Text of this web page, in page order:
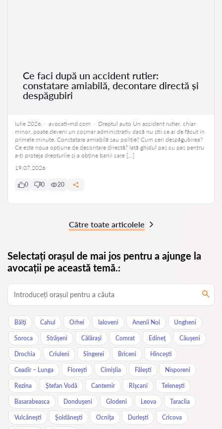
Ce faci după un accident rutier:
constatare amiabilă, decontare directă și
despăgubiri
Iulie 2026 · avocati-md.com · Dreptul auto Un accident rutier, chiar
minor, poate deveni un coșmar administrativ dacă nu știi ce ai de făcut în
primele minute. Constatare amiabilă sau poliție? Cum ceri despăgubirea?
Ce este noua opțiune de decontare directă? Iată ghidul pas cu pas pentru
a-ți proteja drepturile și a obține banii care […]
19.07.2026
0 0 20
Către toate articolele
Selectați orașul de mai jos pentru a ajunge la
avocații pe această temă.:
Bălţi Cahul Orhei Ialoveni Anenii Noi Ungheni
Soroca Străşeni Călăraşi Comrat Edineţ Căuşeni
Drochia Criuleni Sîngerei Briceni Hînceşti
Ceadîr – Lunga Floreşti Cimişlia Făleşti Nisporeni
Rezina Ştefan Vodă Cantemir Rîşcani Teleneşti
Basarabeasca Donduşeni Glodeni Leova Taraclia
Vulcăneşti Şoldăneşti Ocniţa Durleşti Cricova